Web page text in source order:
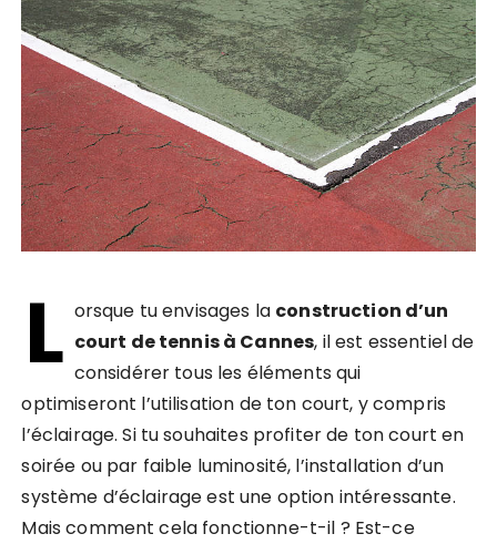
L orsque tu envisages la construction d’un
court de tennis à Cannes, il est essentiel de
considérer tous les éléments qui
optimiseront l’utilisation de ton court, y compris
l’éclairage. Si tu souhaites profiter de ton court en
soirée ou par faible luminosité, l’installation d’un
système d’éclairage est une option intéressante.
Mais comment cela fonctionne-t-il ? Est-ce